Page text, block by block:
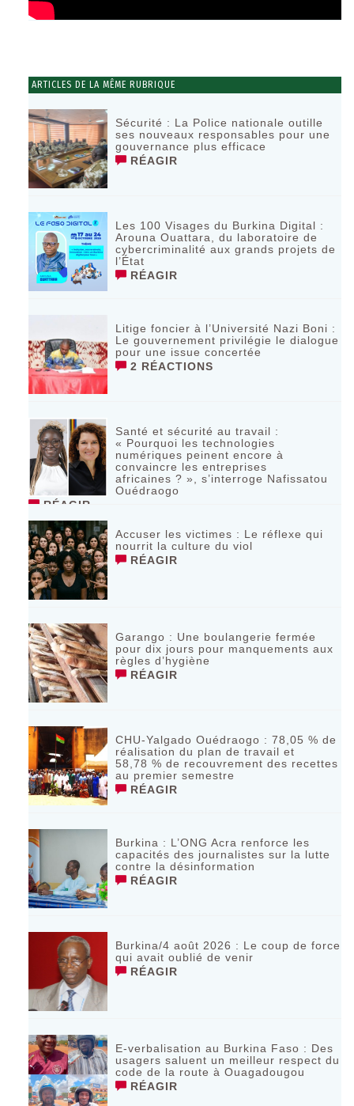
ARTICLES DE LA MÊME RUBRIQUE
Sécurité : La Police nationale outille
ses nouveaux responsables pour une
gouvernance plus efficace
RÉAGIR
Les 100 Visages du Burkina Digital :
Arouna Ouattara, du laboratoire de
cybercriminalité aux grands projets de
l’État
RÉAGIR
Litige foncier à l’Université Nazi Boni :
Le gouvernement privilégie le dialogue
pour une issue concertée
2 RÉACTIONS
Santé et sécurité au travail :
« Pourquoi les technologies
numériques peinent encore à
convaincre les entreprises
africaines ? », s’interroge Nafissatou
Ouédraogo
RÉAGIR
Accuser les victimes : Le réflexe qui
nourrit la culture du viol
RÉAGIR
Garango : Une boulangerie fermée
pour dix jours pour manquements aux
règles d’hygiène
RÉAGIR
CHU-Yalgado Ouédraogo : 78,05 % de
réalisation du plan de travail et
58,78 % de recouvrement des recettes
au premier semestre
RÉAGIR
Burkina : L’ONG Acra renforce les
capacités des journalistes sur la lutte
contre la désinformation
RÉAGIR
Burkina/4 août 2026 : Le coup de force
qui avait oublié de venir
RÉAGIR
E-verbalisation au Burkina Faso : Des
usagers saluent un meilleur respect du
code de la route à Ouagadougou
RÉAGIR